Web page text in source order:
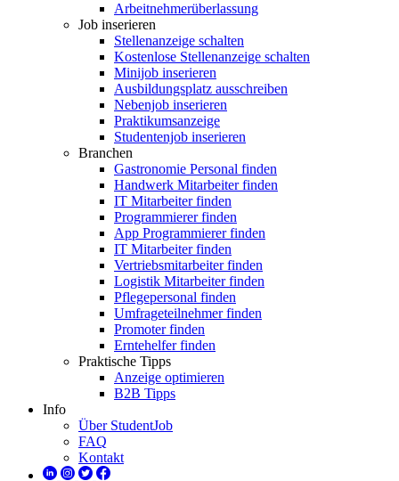
Arbeitnehmerüberlassung
Job inserieren
Stellenanzeige schalten
Kostenlose Stellenanzeige schalten
Minijob inserieren
Ausbildungsplatz ausschreiben
Nebenjob inserieren
Praktikumsanzeige
Studentenjob inserieren
Branchen
Gastronomie Personal finden
Handwerk Mitarbeiter finden
IT Mitarbeiter finden
Programmierer finden
App Programmierer finden
IT Mitarbeiter finden
Vertriebsmitarbeiter finden
Logistik Mitarbeiter finden
Pflegepersonal finden
Umfrageteilnehmer finden
Promoter finden
Erntehelfer finden
Praktische Tipps
Anzeige optimieren
B2B Tipps
Info
Über StudentJob
FAQ
Kontakt